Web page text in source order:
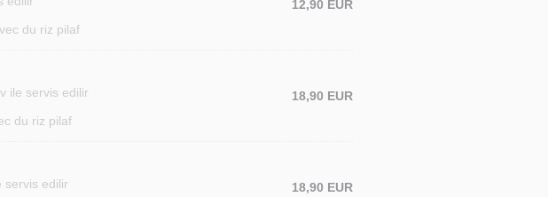
du riz pilaf
12,90 EUR
ile servis edilir
du riz pilaf
18,90 EUR
servis edilir 18,90 EUR